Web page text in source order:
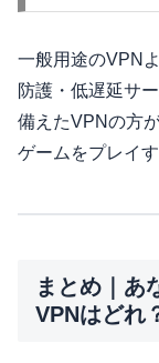
一般用途のVPNよ
防護・低遅延サ
備えたVPNの方
ゲームをプレイ
まとめ｜あ
VPNはどれ